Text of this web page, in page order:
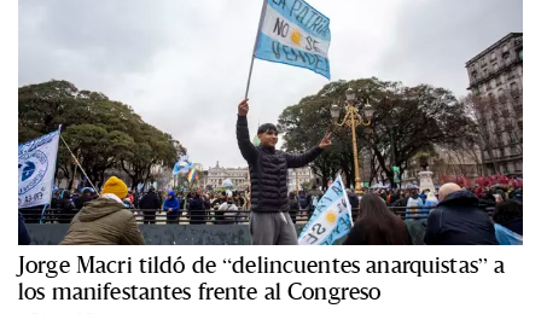
Jorge Macri tildó de “delincuentes anarquistas” a
los manifestantes frente al Congreso